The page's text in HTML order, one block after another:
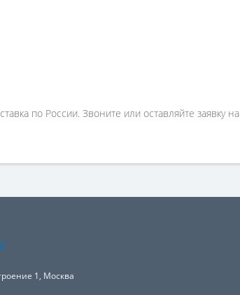
по России. Звоните или оставляйте заявку на
1, Москва